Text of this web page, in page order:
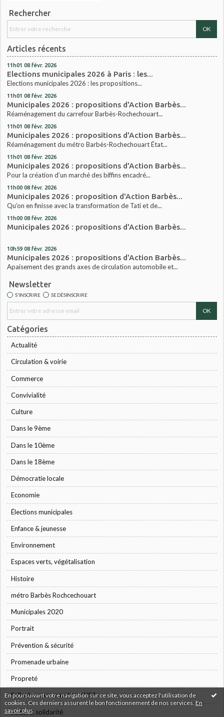
En poursuivant votre navigation sur ce site, vous acceptez l'utilisation de
cookies. Ces derniers assurent le bon fonctionnement de nos services. En
savoir plus
Rechercher
Articles récents
11h01 08 févr. 2026
Elections municipales 2026 à Paris : les...
Elections municipales 2026 : les propositions...
11h01 08 févr. 2026
Municipales 2026 : propositions d'Action Barbès...
Réaménagement du carrefour Barbès-Rochechouart...
11h01 08 févr. 2026
Municipales 2026 : propositions d'Action Barbès...
Réaménagement du métro Barbès-Rochechouart État...
11h01 08 févr. 2026
Municipales 2026 : propositions d'Action Barbès...
Pour la création d’un marché des biffins encadré...
11h00 08 févr. 2026
Municipales 2026 : proposition d'Action Barbès...
Qu’on en finisse avec la transformation de Tati et de...
11h00 08 févr. 2026
Municipales 2026 : propositions d'Action Barbès...
10h59 08 févr. 2026
Municipales 2026 : propositions d'Action Barbès...
Apaisement des grands axes de circulation automobile et...
Newsletter
S'INSCRIRE SE DÉSINSCRIRE
Catégories
Actualité
Circulation & voirie
Commerce
Convivialité
Culture
Dans le 9ème
Dans le 10ème
Dans le 18ème
Démocratie locale
Economie
Élections municipales
Enfance & jeunesse
Environnement
Espaces verts, végétalisation
Histoire
métro Barbès Rochcechouart
Municipales 2020
Portrait
Prévention & sécurité
Promenade urbaine
Propreté
Salle de consommation / HSA
Social & solidarité